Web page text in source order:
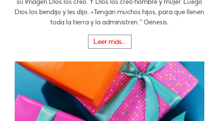
Dios los bendijo y les dijo: «Tengan muchos hijos, para que llenen
toda la tierra y la administren.” Génesis.
Leer más...